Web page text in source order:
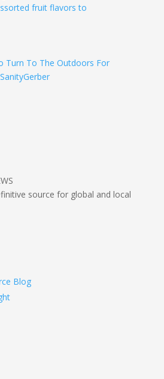
fruit flavors to
Turn To The Outdoors For
Gerber
source for global and local
Blog